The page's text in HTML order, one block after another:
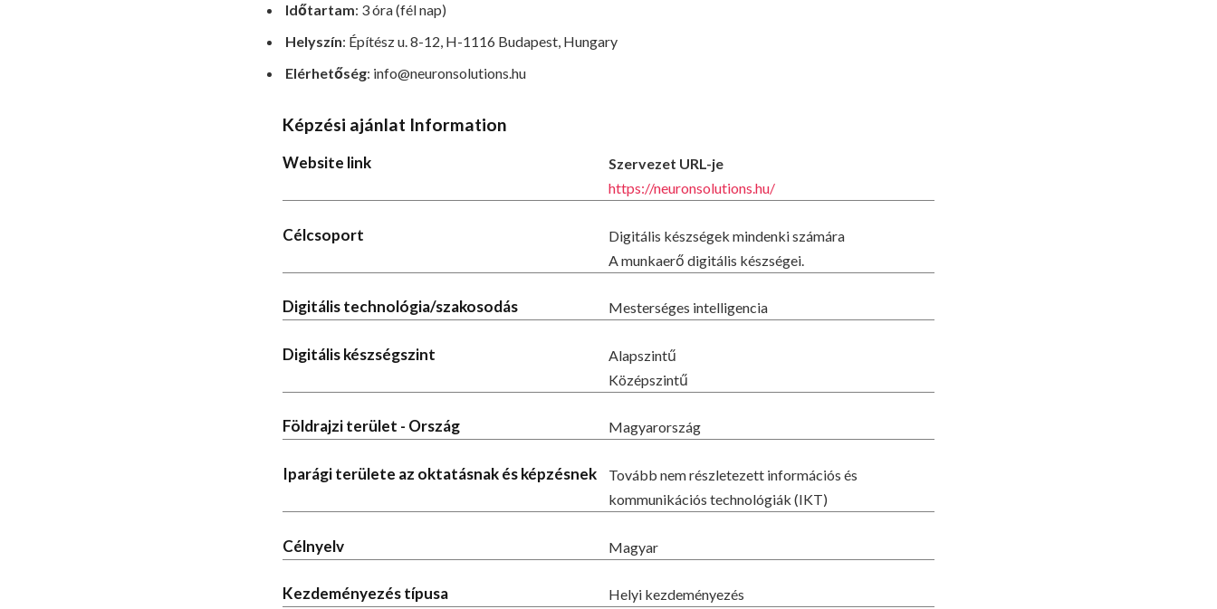
Időtartam: 3 óra (fél nap)
Helyszín: Építész u. 8-12, H-1116 Budapest, Hungary
Elérhetőség: info@neuronsolutions.hu
Képzési ajánlat Information
Website link
Szervezet URL-je
https://neuronsolutions.hu/
Célcsoport
Digitális készségek mindenki számára
A munkaerő digitális készségei.
Digitális technológia/szakosodás Mesterséges intelligencia
Digitális készségszint
Alapszintű
Középszintű
Földrajzi terület - Ország Magyarország
Iparági területe az oktatásnak és képzésnek
Tovább nem részletezett információs és
kommunikációs technológiák (IKT)
Célnyelv Magyar
Kezdeményezés típusa Helyi kezdeményezés